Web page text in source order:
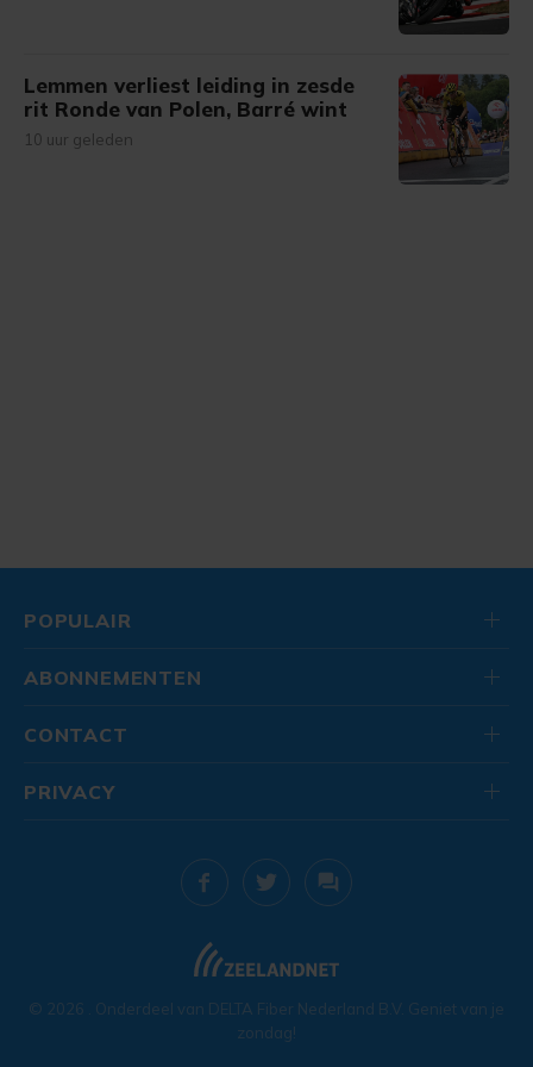
Lemmen verliest leiding in zesde
rit Ronde van Polen, Barré wint
10 uur geleden
POPULAIR
ABONNEMENTEN
CONTACT
© 2026 . Onderdeel van DELTA Fiber Nederland B.V. Geniet van je
zondag!
PRIVACY